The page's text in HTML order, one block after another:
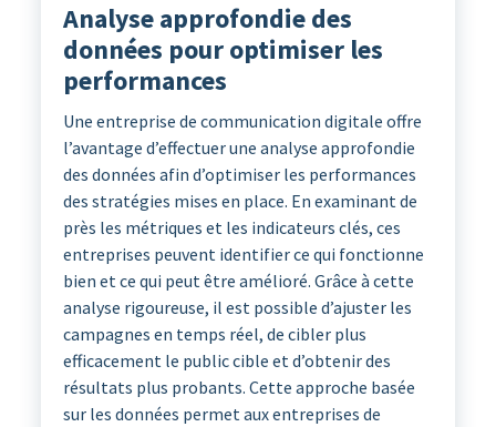
Analyse approfondie des
données pour optimiser les
performances
Une entreprise de communication digitale offre
l’avantage d’effectuer une analyse approfondie
des données afin d’optimiser les performances
des stratégies mises en place. En examinant de
près les métriques et les indicateurs clés, ces
entreprises peuvent identifier ce qui fonctionne
bien et ce qui peut être amélioré. Grâce à cette
analyse rigoureuse, il est possible d’ajuster les
campagnes en temps réel, de cibler plus
efficacement le public cible et d’obtenir des
résultats plus probants. Cette approche basée
sur les données permet aux entreprises de